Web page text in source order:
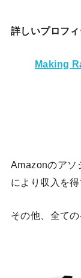
詳しいプロフ
Making
Amazonのアソ
により収入を得
その他、全て